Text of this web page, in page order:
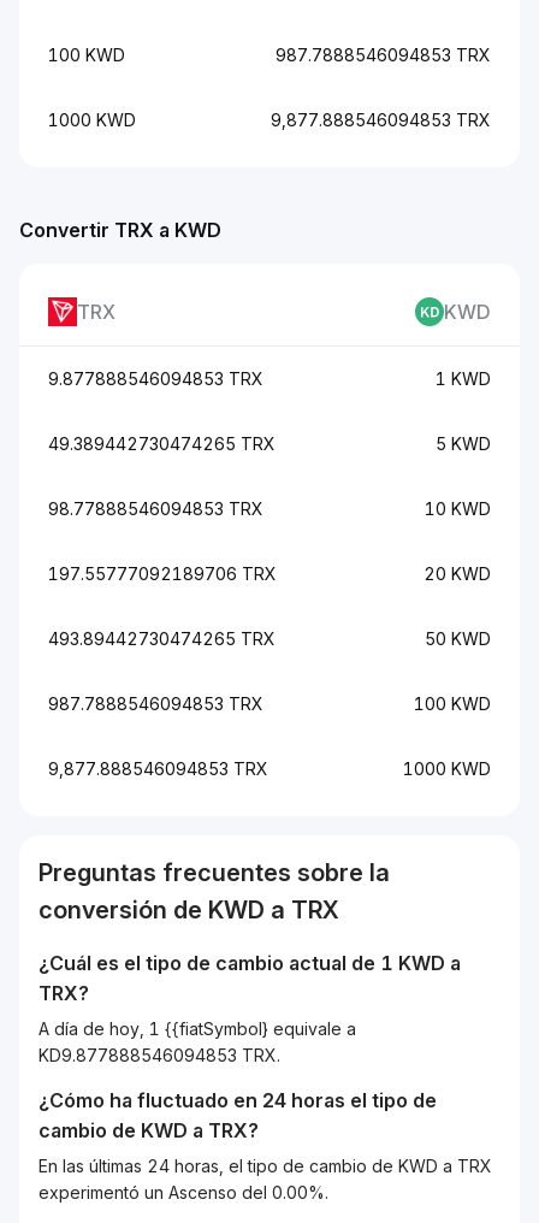
Convertir TRX a KWD
TRX KWD
9.877888546094853 TRX 1 KWD
49.389442730474265 TRX 5 KWD
98.77888546094853 TRX 10 KWD
197.55777092189706 TRX 20 KWD
493.89442730474265 TRX 50 KWD
987.7888546094853 TRX 100 KWD
9,877.888546094853 TRX 1000 KWD
100 KWD 987.7888546094853 TRX
1000 KWD 9,877.888546094853 TRX
Preguntas frecuentes sobre la
conversión de KWD a TRX
¿Cuál es el tipo de cambio actual de 1 KWD a
TRX?
A día de hoy, 1 {{fiatSymbol} equivale a
KD9.877888546094853 TRX.
¿Cómo ha fluctuado en 24 horas el tipo de
cambio de KWD a TRX?
En las últimas 24 horas, el tipo de cambio de KWD a TRX
experimentó un Ascenso del 0.00%.